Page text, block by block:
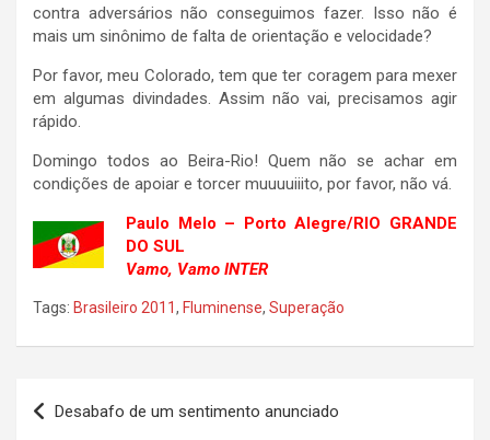
contra adversários não conseguimos fazer. Isso não é
mais um sinônimo de falta de orientação e velocidade?
Por favor, meu Colorado, tem que ter coragem para mexer
em algumas divindades. Assim não vai, precisamos agir
rápido.
Domingo todos ao Beira-Rio! Quem não se achar em
condições de apoiar e torcer muuuuiiito, por favor, não vá.
Paulo Melo – Porto Alegre/RIO GRANDE
DO SUL
Vamo, Vamo INTER
Tags: Brasileiro 2011, Fluminense, Superação
Navegação
de
Desabafo de um sentimento anunciado